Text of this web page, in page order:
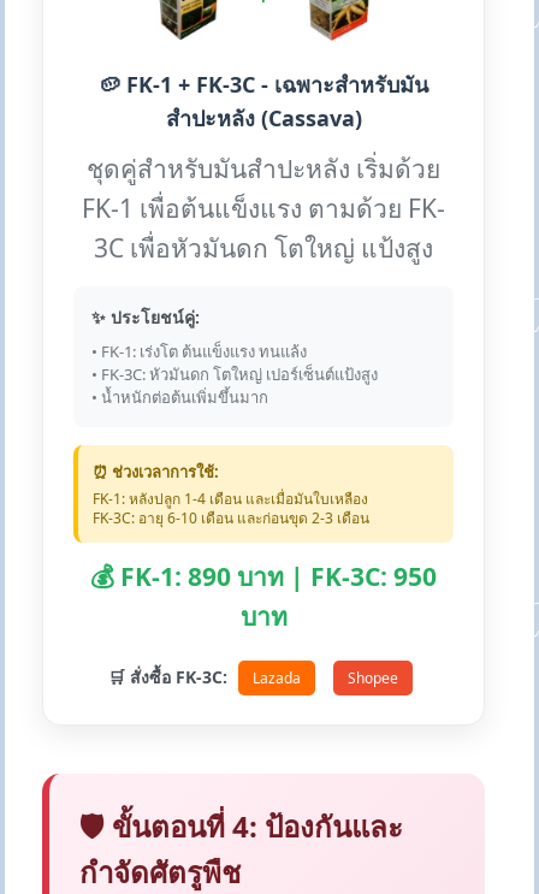
🥔 FK-1 + FK-3C - เฉพาะสำหรับมัน
สำปะหลัง (Cassava)
ชุดคู่สำหรับมันสำปะหลัง เริ่มด้วย
FK-1 เพื่อต้นแข็งแรง ตามด้วย FK-
3C เพื่อหัวมันดก โตใหญ่ แป้งสูง
✨ ประโยชน์คู่:
• FK-1: เร่งโต ต้นแข็งแรง ทนแล้ง
• FK-3C: หัวมันดก โตใหญ่ เปอร์เซ็นต์แป้งสูง
• น้ำหนักต่อต้นเพิ่มขึ้นมาก
⏰ ช่วงเวลาการใช้:
FK-1: หลังปลูก 1-4 เดือน และเมื่อมันใบเหลือง
FK-3C: อายุ 6-10 เดือน และก่อนขุด 2-3 เดือน
💰 FK-1: 890 บาท | FK-3C: 950
บาท
🛒 สั่งซื้อ FK-3C: Lazada Shopee
🛡️ ขั้นตอนที่ 4: ป้องกันและ
กำจัดศัตรูพืช